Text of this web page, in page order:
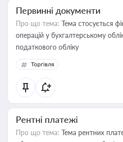
Первинні документи
Про що тема: Тема стосується
операцій у бухгалтерському
податкового обліку
Торгівля
Рентні платежі
Про що тема: Тема рентних